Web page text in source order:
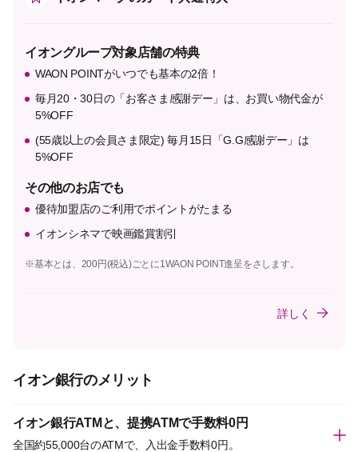
イオングループ対象店舗の特典
WAON POINTがいつでも基本の2倍！
毎月20・30日の「お客さま感謝デー」は、お買い物代金が
5%OFF
(55歳以上の会員さま限定) 毎月15日「G.G感謝デー」は
5%OFF
その他のお店でも
優待加盟店のご利用でポイントがたまる
イオンシネマで映画鑑賞割引
※基本とは、200円(税込)ごとに1WAON POINT進呈をさします。
詳しく
イオン銀行のメリット
イオン銀行ATMと、提携ATMで手数料0円
全国約55,000台のATMで、入出金手数料0円。